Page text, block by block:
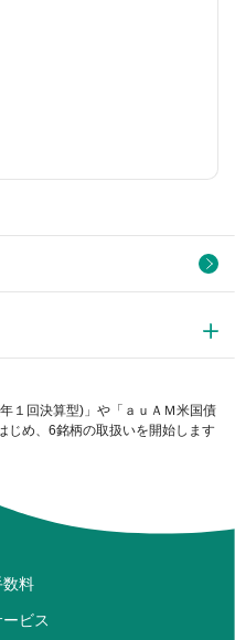
１回決算型)」や「ａｕＡＭ米国債
じめ、6銘柄の取扱いを開始します
数料
ビス